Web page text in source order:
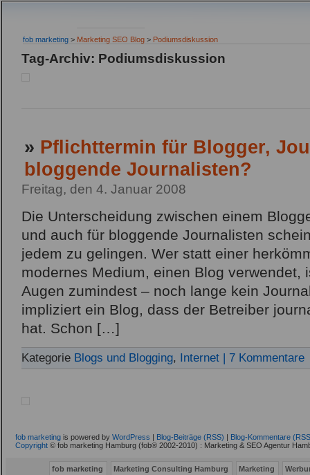
fob marketing > Marketing SEO Blog > Podiumsdiskussion
Tag-Archiv: Podiumsdiskussion
» Pflichttermin für Blogger,
bloggende Journalisten?
Freitag, den 4. Januar 2008
Die Unterscheidung zwischen einem
und auch für bloggende Journalisten
jedem zu gelingen. Wer statt einer
modernes Medium, einen Blog verwendet,
Augen zumindest – noch lange kein
impliziert ein Blog, dass der Betreiber
hat. Schon […]
Kategorie Blogs und Blogging, Internet | 7 Kommentare
fob marketing is powered by WordPress Blog-Beiträge (RSS)
Blog-Kommentare
Copyright © fob marketing Hamburg (fob® 2002-2010) : Marketing & SEO Agentur
fob marketing Marketing Consulting Hamburg Marketing